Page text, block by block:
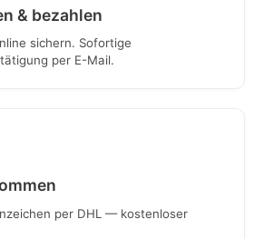
& bezahlen
sichern. Sofortige
per E-Mail.
per DHL — kostenloser